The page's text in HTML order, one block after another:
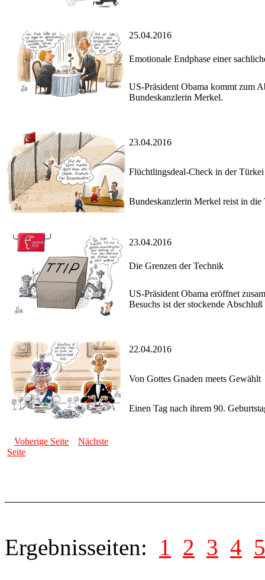
25.04.2016
Emotionale Endphase einer
US-Präsident Obama kommt zum
Bundeskanzlerin Merkel.
23.04.2016
Flüchtlingsdeal-Check in der Türkei
Bundeskanzlerin Merkel reist in die
23.04.2016
Die Grenzen der Technik
US-Präsident Obama eröffnet
Besuchs ist der stockende
22.04.2016
Von Gottes Gnaden meets Gewählt
Einen Tag nach ihrem 90.
Voherige Seite
Nächste
Seite
Ergebnisseiten: 1 2 3 4 5